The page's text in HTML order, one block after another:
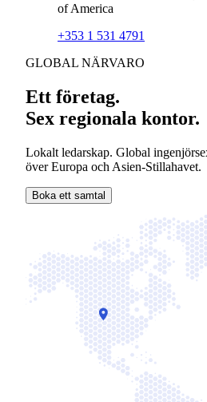
of America
+353 1 531 4791
GLOBAL NÄRVARO
Ett företag.
Sex regionala kontor.
Lokalt ledarskap. Global
över Europa och Asien-Stillahavet.
Boka ett samtal